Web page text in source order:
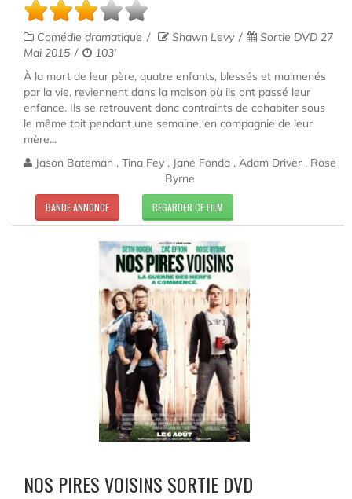
Comédie dramatique Shawn Levy
Sortie DVD 27
Mai 2015
103'
À la mort de leur père, quatre enfants, blessés et malmenés
par la vie, reviennent dans la maison où ils ont passé leur
enfance. Ils se retrouvent donc contraints de cohabiter sous
le même toit pendant une semaine, en compagnie de leur
mère...
Jason Bateman , Tina Fey , Jane Fonda , Adam Driver , Rose
Byrne
BANDE ANNONCE REGARDER CE FILM
NOS PIRES VOISINS SORTIE DVD